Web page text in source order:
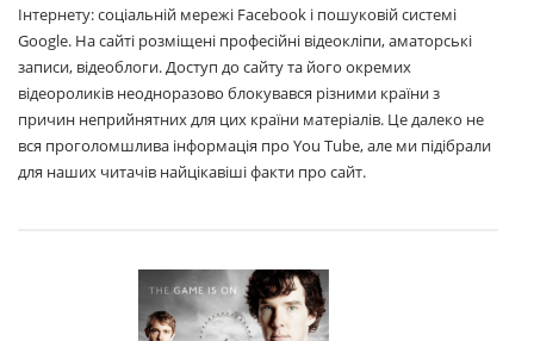
Інтернету: соціальній мережі Facebook і пошуковій системі
Google. На сайті розміщені професійні відеокліпи, аматорські
записи, відеоблоги. Доступ до сайту та його окремих
відеороликів неодноразово блокувався різними країни з
причин неприйнятних для цих країни матеріалів. Це далеко не
вся проголомшлива інформація про You Tube, але ми підібрали
для наших читачів найцікавіші факти про сайт.